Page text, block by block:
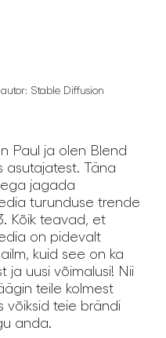
Stable Diffusion
Paul ja olen Blend
asutajatest. Täna
jagada
turunduse trende
Kõik teavad, et
on pidevalt
kuid see on ka
ja uusi võimalusi! Nii
teile kolmest
võiksid teie brändi
anda.